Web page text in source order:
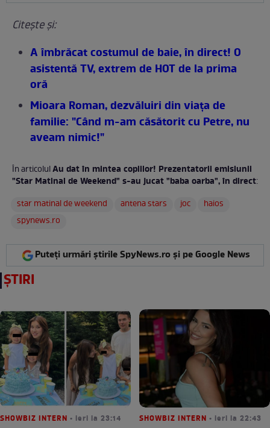
Citeşte şi:
A îmbrăcat costumul de baie, în direct! O
asistentă TV, extrem de HOT de la prima
oră
Mioara Roman, dezvăluiri din viaţa de
familie: "Când m-am căsătorit cu Petre, nu
aveam nimic!"
În articolulAu dat în mintea copiilor! Prezentatorii emisiunii
"Star Matinal de Weekend" s-au jucat "baba oarba", în direct:
star matinal de weekend
antena stars joc
haios
spynews.ro
Puteți urmări știrile SpyNews.ro și pe Google News
ȘTIRI
SHOWBIZ INTERN • ieri la 23:14 SHOWBIZ INTERN • ieri la 22:43